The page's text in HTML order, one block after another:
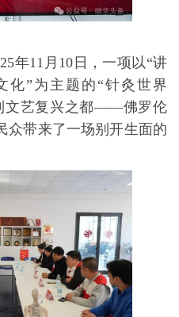
11月10日，一项以“讲
化”为主题的“针灸世界
文艺复兴之都——佛罗伦
众带来了一场别开生面的